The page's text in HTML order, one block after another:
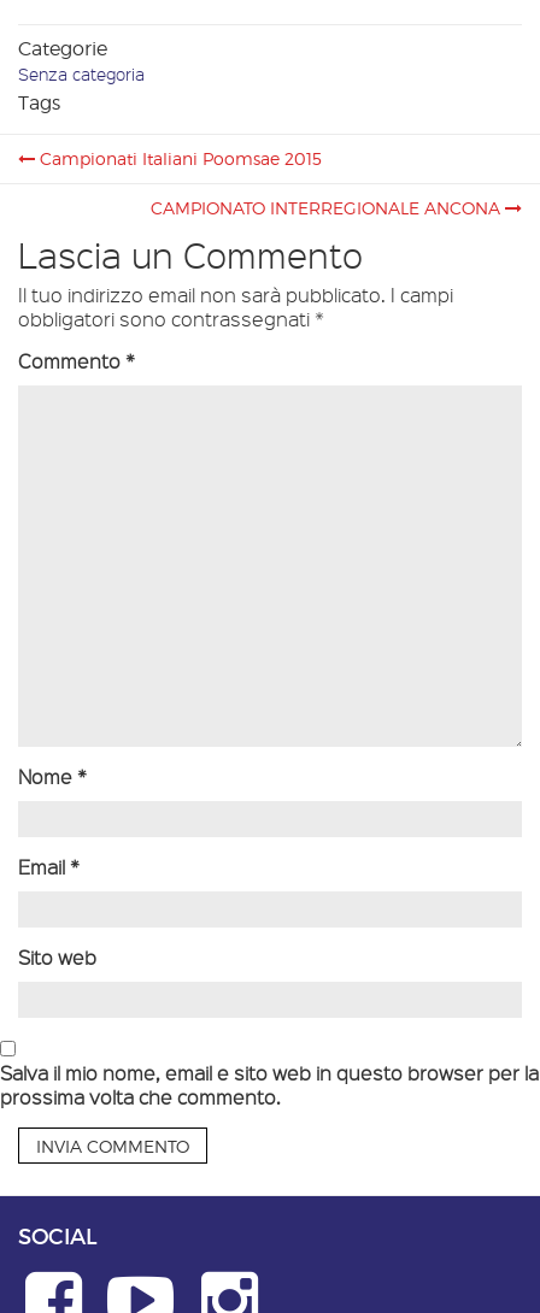
Categorie
Senza categoria
Tags
Campionati Italiani Poomsae 2015
CAMPIONATO INTERREGIONALE ANCONA
Lascia un Commento
Il tuo indirizzo email non sarà pubblicato. I campi
obbligatori sono contrassegnati *
Commento*
Nome*
Email*
Sito web
Salva il mio nome, email e sito web in questo browser per la
prossima volta che commento.
SOCIAL